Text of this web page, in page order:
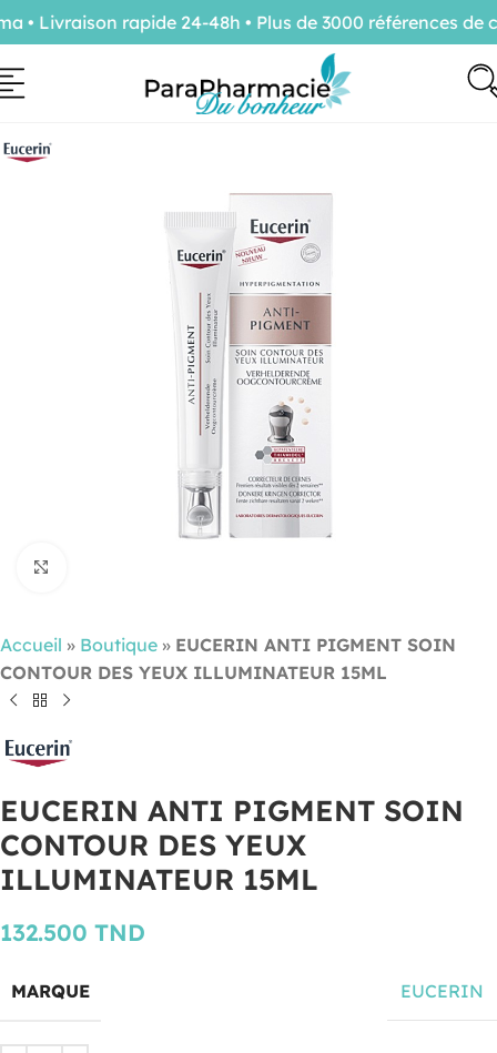
Accueil » Boutique » EUCERIN ANTI PIGMENT SOIN
CONTOUR DES YEUX ILLUMINATEUR 15ML
EUCERIN ANTI PIGMENT SOIN
CONTOUR DES YEUX
ILLUMINATEUR 15ML
132.500 TND
MARQUE EUCERIN
Livraison rapide 24-48h • Plus de 3000 références de